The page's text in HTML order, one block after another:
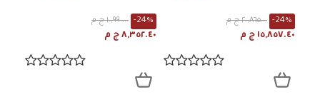
٢٠,٨٦٥.٠٠ ج م -24%
١٥,٨٥٧.٤٠ ج م
١٠,٩٩٠.٠٠ ج م -24%
٨,٣٥٢.٤٠ ج م